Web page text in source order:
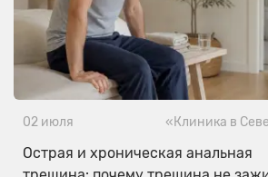
02 июля «Клиника в
Острая и хроническая анальная